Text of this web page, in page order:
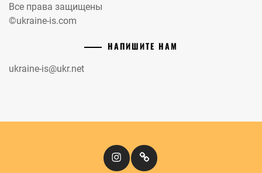
Все права защищены
©ukraine-is.com
НАПИШИТЕ НАМ
ukraine-is@ukr.net
InstagramКіномандри